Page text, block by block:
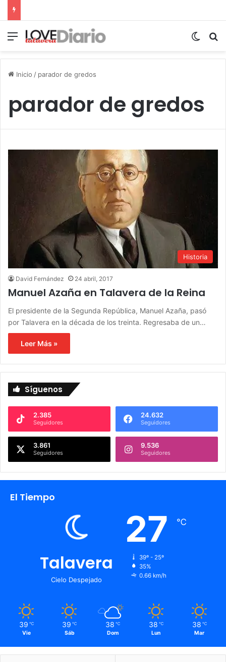
Menú
Inicio / parador de gredos
parador de gredos
Historia
David Fernández 24 abril, 2017
Manuel Azaña en Talavera de la Reina
El presidente de la Segunda República, Manuel Azaña, pasó
por Talavera en la década de los treinta. Regresaba de un…
Leer Más »
Síguenos
2.385
Seguidores
24.632
Seguidores
3.861
Seguidores
9.536
Seguidores
El Tiempo
Talavera
Cielo Despejado
27 ℃
39º - 25º
35%
0.66 km/h
39 ℃
Vie
39 ℃
Sáb
38 ℃
Dom
38 ℃
Lun
38 ℃
Mar